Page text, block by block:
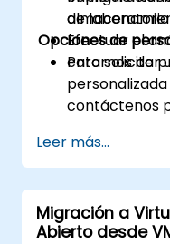
Efectuar el
entornos de
de
Opciones de
Para solicitar
contáctenos
Leer más...
Migración a
Abierto desde